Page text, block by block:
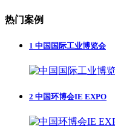
热门案例
1 中国国际工业博览会
2 中国环博会IE EXPO